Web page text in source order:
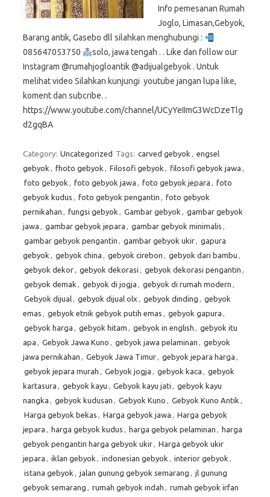
Info pemesanan Rumah
Joglo, Limasan,Gebyok,
Barang antik, Gasebo dll silahkan menghubungi :
085647053750
solo, jawa tengah . . Like dan follow our
Instagram @rumahjogloantik @adijualgebyok . Untuk
melihat video Silahkan kunjungi youtube jangan lupa like,
koment dan subcribe. .
https://www.youtube.com/channel/UCyYeIImG3WcDzeTlg
d2gqBA
Category: Uncategorized Tags: carved gebyok , engsel
gebyok , fhoto gebyok , Filosofi gebyok , filosofi gebyok jawa ,
foto gebyok , foto gebyok jawa , foto gebyok jepara , foto
gebyok kudus , foto gebyok pengantin , foto gebyok
pernikahan , fungsi gebyok , Gambar gebyok , gambar gebyok
jawa , gambar gebyok jepara , gambar gebyok minimalis ,
gambar gebyok pengantin , gambar gebyok ukir, gapura
gebyok , gebyok china , gebyok cirebon , gebyok dari bambu ,
gebyok dekor, gebyok dekorasi , gebyok dekorasi pengantin ,
gebyok demak , gebyok di jogja , gebyok di rumah modern ,
Gebyok dijual, gebyok dijual olx , gebyok dinding , gebyok
emas , gebyok etnik gebyok putih emas , gebyok gapura ,
gebyok harga , gebyok hitam , gebyok in english , gebyok itu
apa , Gebyok Jawa Kuno , gebyok jawa pelaminan , gebyok
jawa pernikahan , Gebyok Jawa Timur, gebyok jepara harga ,
gebyok jepara murah , Gebyok jogja , gebyok kaca , gebyok
kartasura , gebyok kayu , Gebyok kayu jati , gebyok kayu
nangka , gebyok kudusan , Gebyok Kuno , Gebyok Kuno Antik ,
Harga gebyok bekas , Harga gebyok jawa , Harga gebyok
jepara , harga gebyok kudus , harga gebyok pelaminan , harga
gebyok pengantin harga gebyok ukir, Harga gebyok ukir
jepara , iklan gebyok , indonesian gebyok , interior gebyok ,
istana gebyok , jalan gunung gebyok semarang , jl gunung
gebyok semarang , rumah gebyok indah , rumah gebyok irfan